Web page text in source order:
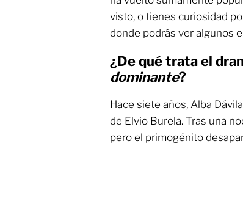
visto, o tienes curiosidad
donde podrás ver algunos
¿De qué trata el
dominante?
Hace siete años, Alba
de Elvio Burela. Tras una
pero el primogénito